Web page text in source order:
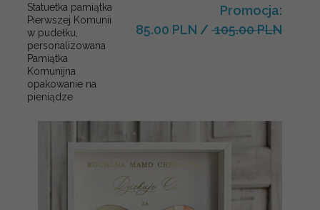
Statuetka pamiątka
Pierwszej Komunii
w pudełku,
personalizowana
Pamiątka
Komunijna
opakowanie na
pieniądze
Promocja:
85.00 PLN / 105.00 PLN